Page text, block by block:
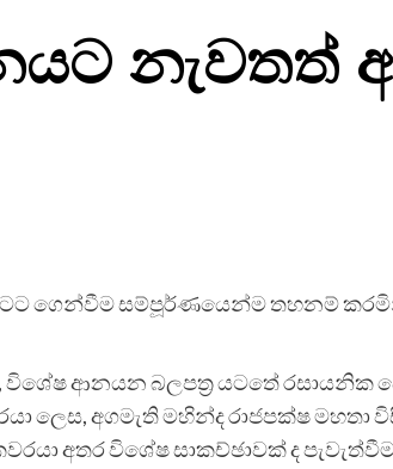
නැවතත්
ගෙන්වීම සම්පූර්ණයෙන්ම තහනම්
ආනයන බලපත්‍ර යටතේ රසායනික
ලෙස, අගමැති මහින්ද රාජපක්ෂ
අතර විශේෂ සාකච්ඡාවක් ද